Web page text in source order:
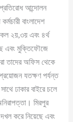
আন্দোলন
বাংলাদেশ
২য়,৩য় এবং ৪র্থ
এবং মুক্তিফৌজে
তাদের অফিস থেকে
যতক্ষণ পর্যন্ত
ঢাকার বাইরে চলে
মিরপুর
দখল করে নিয়েছে এবং